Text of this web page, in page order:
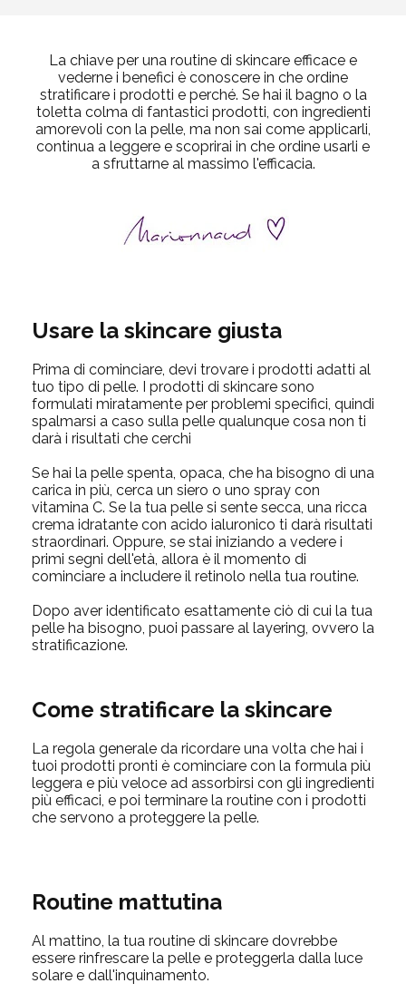
La chiave per una routine di skincare efficace e
vederne i benefici è conoscere in che ordine
stratificare i prodotti e perché. Se hai il bagno o la
toletta colma di fantastici prodotti, con ingredienti
amorevoli con la pelle, ma non sai come applicarli,
continua a leggere e scoprirai in che ordine usarli e
a sfruttarne al massimo l'efficacia.
Usare la skincare giusta
Prima di cominciare, devi trovare i prodotti adatti al
tuo tipo di pelle. I prodotti di skincare sono
formulati miratamente per problemi specifici, quindi
spalmarsi a caso sulla pelle qualunque cosa non ti
darà i risultati che cerchi
Se hai la pelle spenta, opaca, che ha bisogno di una
carica in più, cerca un siero o uno spray con
vitamina C. Se la tua pelle si sente secca, una ricca
crema idratante con acido ialuronico ti darà risultati
straordinari. Oppure, se stai iniziando a vedere i
primi segni dell'età, allora è il momento di
cominciare a includere il retinolo nella tua routine.
Dopo aver identificato esattamente ciò di cui la tua
pelle ha bisogno, puoi passare al layering, ovvero la
stratificazione.
Come stratificare la skincare
La regola generale da ricordare una volta che hai i
tuoi prodotti pronti è cominciare con la formula più
leggera e più veloce ad assorbirsi con gli ingredienti
più efficaci, e poi terminare la routine con i prodotti
che servono a proteggere la pelle.
Routine mattutina
Al mattino, la tua routine di skincare dovrebbe
essere rinfrescare la pelle e proteggerla dalla luce
solare e dall'inquinamento.